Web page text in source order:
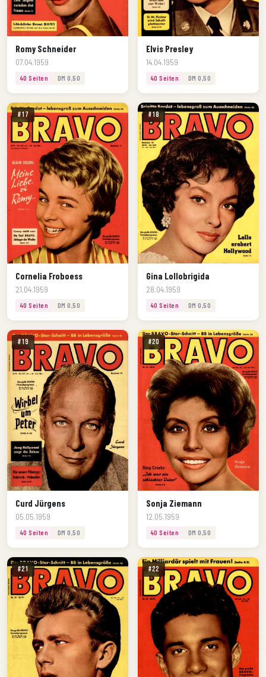
Romy Schneider
07.04.1959
40 Seiten DM 0,50
Elvis Presley
14.04.1959
40 Seiten DM 0,50
#17
Cornelia Froboess
21.04.1959
40 Seiten DM 0,50
#18
Gina Lollobrigida
28.04.1959
40 Seiten DM 0,50
#19
Curd Jürgens
05.05.1959
40 Seiten DM 0,50
#20
Sonja Ziemann
12.05.1959
40 Seiten DM 0,50
#21 #22